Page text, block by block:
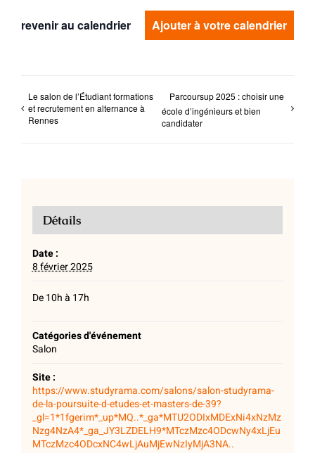
revenir au calendrier Ajouter à votre calendrier
Le salon de l’Étudiant formations
et recrutement en alternance à
Rennes
Parcoursup 2025 : choisir une
école d’ingénieurs et bien
candidater
Détails
Date :
8 février 2025
De 10h à 17h
Catégories d'événement
Salon
Site :
https://www.studyrama.com/salons/salon-studyrama-
de-la-poursuite-d-etudes-et-masters-de-39?
_gl=1*1fgerim*_up*MQ..*_ga*MTU2ODIxMDExNi4xNzMz
Nzg4NzA4*_ga_JY3LZDELH9*MTczMzc4ODcwNy4xLjEu
MTczMzc4ODcxNC4wLjAuMjEwNzIyMjA3NA..